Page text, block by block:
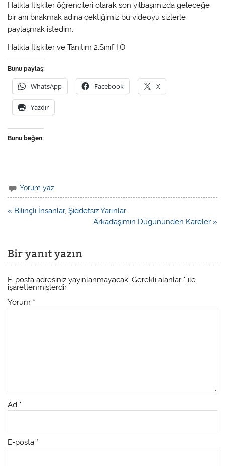
Halkla İlişkiler öğrencileri olarak son yılbaşımızda geleceğe
bir anı bırakmak adına çektiğimiz bu videoyu sizlerle
paylaşmak istedim.
Halkla İlişkiler ve Tanıtım 2.Sınıf İ.Ö
Bunu paylaş:
WhatsApp Facebook X
Yazdır
Bunu beğen:
Yorum yaz
« Bilinçli İnsanlar, Şiddetsiz Yarınlar
Arkadaşımın Düğününden Kareler »
Bir yanıt yazın
E-posta adresiniz yayınlanmayacak. Gerekli alanlar * ile
işaretlenmişlerdir
Yorum *
Ad *
E-posta *